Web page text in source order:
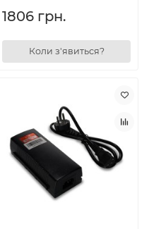
1806 грн.
Коли з'явиться?